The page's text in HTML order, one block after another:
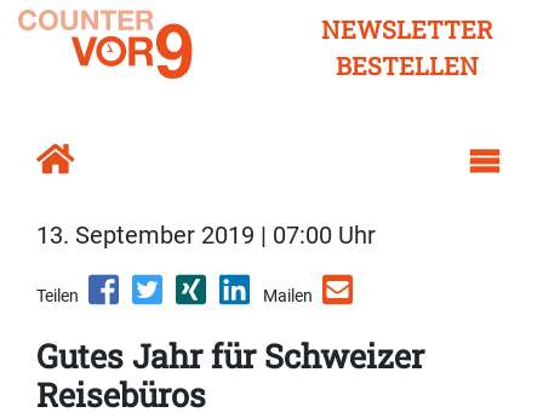
NEWSLETTER
BESTELLEN
13. September 2019 | 07:00 Uhr
Teilen Mailen
Gutes Jahr für Schweizer
Reisebüros